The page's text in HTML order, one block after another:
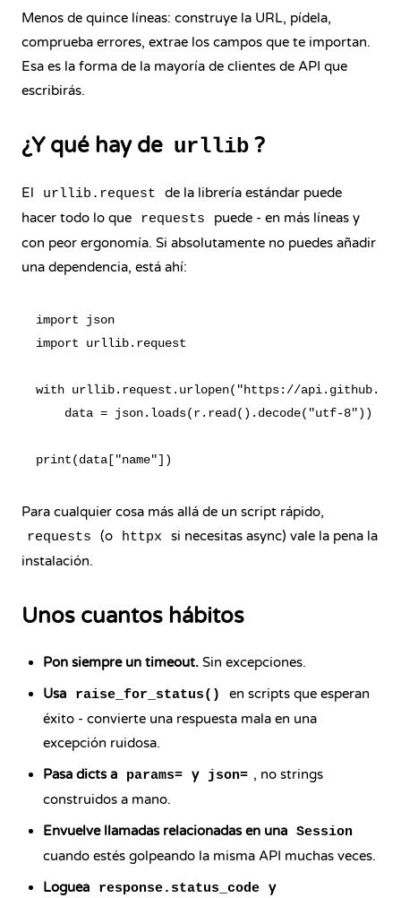
Menos de quince líneas: construye la URL, pídela,
comprueba errores, extrae los campos que te importan.
Esa es la forma de la mayoría de clientes de API que
escribirás.
¿Y qué hay de urllib ?
El urllib.request
de la librería estándar puede
hacer todo lo que
requests
puede - en más líneas y
con peor ergonomía. Si absolutamente no puedes añadir
una dependencia, está ahí:
import json
import urllib.request
with urllib.request.urlopen("https://
    data = json.loads(r.read().decode("utf-8"))
Para cualquier cosa más allá de un script rápido,
requests (o httpx
si necesitas async) vale la pena la
instalación.
Unos cuantos hábitos
Pon siempre un timeout. Sin excepciones.
Usa
raise_for_status()
en scripts que esperan
éxito - convierte una respuesta mala en una
excepción ruidosa.
Pasa dicts a
params= y json= , no strings
construidos a mano.
Envuelve llamadas relacionadas en una Session
cuando estés golpeando la misma API muchas veces.
Loguea
response.status_code y